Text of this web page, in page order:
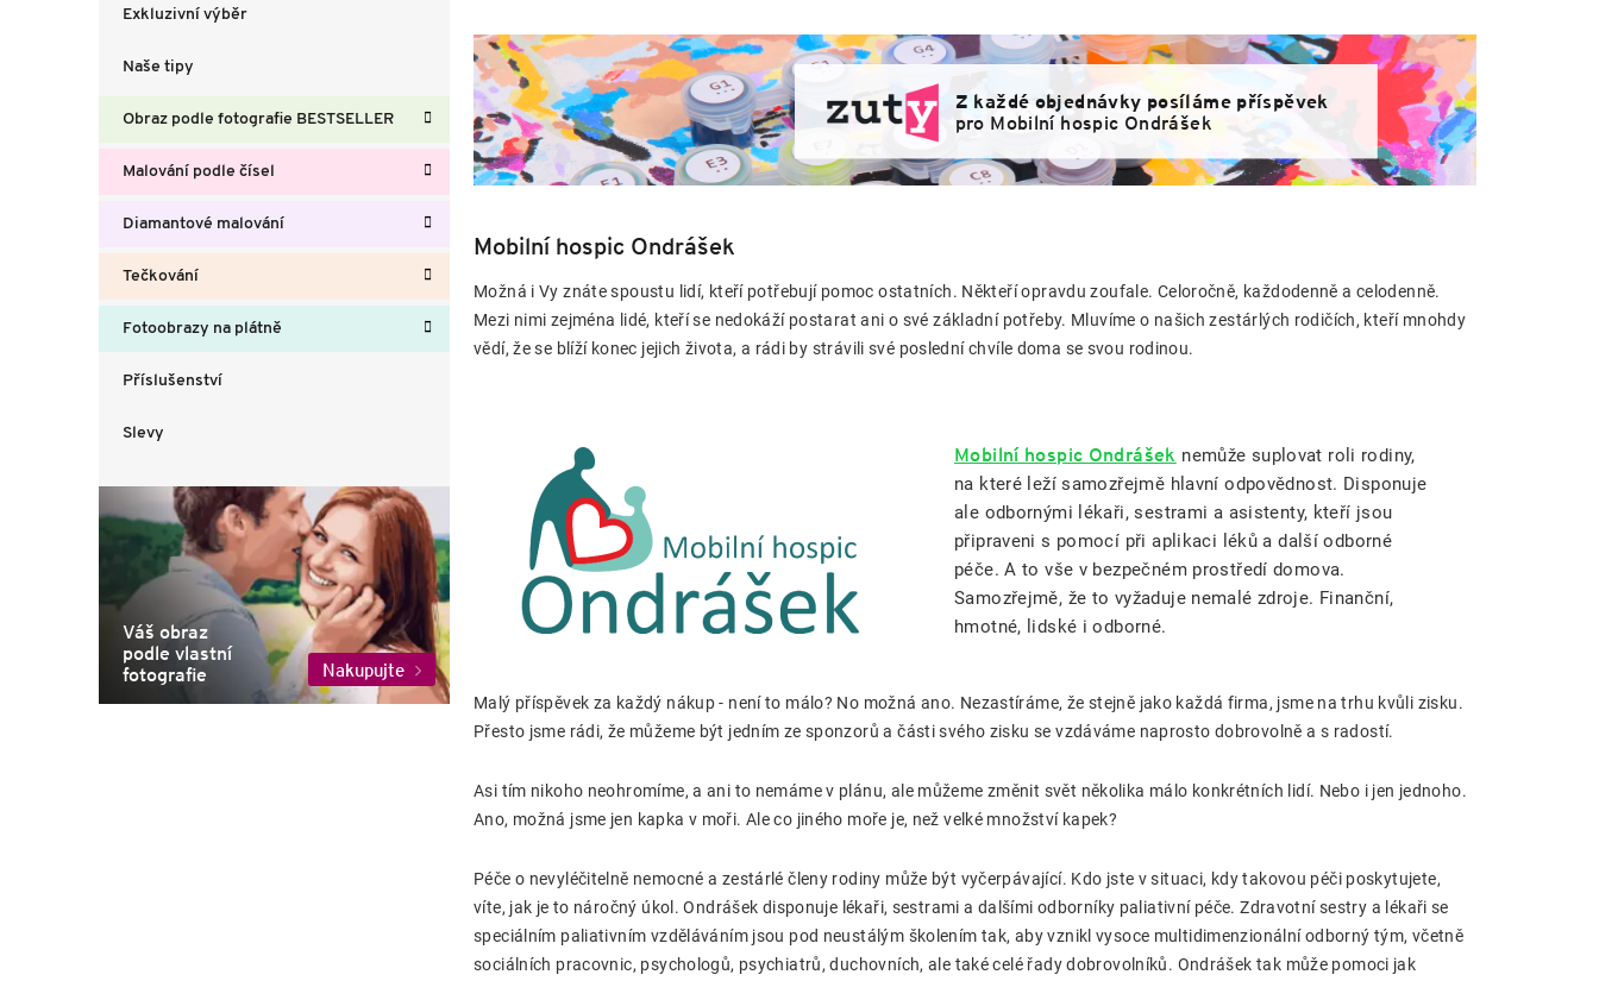
Exkluzivní výběr
Naše tipy
Obraz podle fotografie BESTSELLER
Malování podle čísel
Diamantové malování
Tečkování
Fotoobrazy na plátně
Příslušenství
Slevy
Váš obraz
podle vlastní
fotografie
Nakupujte
Z každé objednávky posíláme příspěvek
pro Mobilní hospic Ondrášek
Mobilní hospic Ondrášek
Možná i Vy znáte spoustu lidí, kteří potřebují pomoc ostatních. Někteří opravdu zoufale. Celoročně, každodenně a celodenně.
Mezi nimi zejména lidé, kteří se nedokáží postarat ani o své základní potřeby. Mluvíme o našich zestárlých rodičích, kteří mnohdy
vědí, že se blíží konec jejich života, a rádi by strávili své poslední chvíle doma se svou rodinou.
Mobilní hospic Ondrášek nemůže suplovat roli rodiny,
na které leží samozřejmě hlavní odpovědnost. Disponuje
ale odbornými lékaři, sestrami a asistenty, kteří jsou
připraveni s pomocí při aplikaci léků a další odborné
péče. A to vše v bezpečném prostředí domova.
Samozřejmě, že to vyžaduje nemalé zdroje. Finanční,
hmotné, lidské i odborné.
Malý příspěvek za každý nákup - není to málo? No možná ano. Nezastíráme, že stejně jako každá firma, jsme na trhu kvůli zisku.
Přesto jsme rádi, že můžeme být jedním ze sponzorů a části svého zisku se vzdáváme naprosto dobrovolně a s radostí.
Asi tím nikoho neohromíme, a ani to nemáme v plánu, ale můžeme změnit svět několika málo konkrétních lidí. Nebo i jen jednoho.
Ano, možná jsme jen kapka v moři. Ale co jiného moře je, než velké množství kapek?
Péče o nevyléčitelně nemocné a zestárlé členy rodiny může být vyčerpávající. Kdo jste v situaci, kdy takovou péči poskytujete,
víte, jak je to náročný úkol. Ondrášek disponuje lékaři, sestrami a dalšími odborníky paliativní péče. Zdravotní sestry a lékaři se
speciálním paliativním vzděláváním jsou pod neustálým školením tak, aby vznikl vysoce multidimenzionální odborný tým, včetně
sociálních pracovnic, psychologů, psychiatrů, duchovních, ale také celé řady dobrovolníků. Ondrášek tak může pomoci jak